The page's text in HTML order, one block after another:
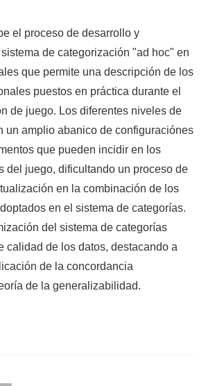
el proceso de desarrollo y
de categorización "ad hoc" en
que permite una descripción de los
puestos en práctica durante el
de juego. Los diferentes niveles de
un amplio abanico de configuraciónes
que pueden incidir en los
del juego, dificultando un proceso de
en la combinación de los
en el sistema de categorías.
del sistema de categorías
calidad de los datos, destacando a
de la concordancia
de la generalizabilidad.